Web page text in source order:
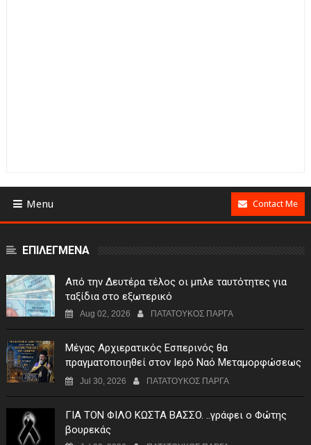
Menu Contact Me
ΕΠΙΛΕΓΜΕΝΑ
Από την Δευτέρα τέλος οι μπλε ταυτότητες για
ταξίδια στο εξωτερικό
Aug 02, 2026 ΠΑΤΑΤΟΥΚΟΣ ΠΑΡΓΑ
Μέγας Αρχιερατικός Εσπερινός θα
πραγματοποιηθεί στον Ιερό Ναό Μεταμορφώσεως
του Σωτήρος Σταυροχωρίου στης 5 Αυγούστου
Jul 30, 2026 ΠΑΤΑΤΟΥΚΟΣ ΠΑΡΓΑ
ΓIA TON ΦIΛO KΩΣTA BAΣΣO. ..γράφει ο Φώτης
βουρεκάς